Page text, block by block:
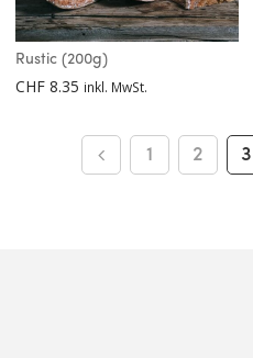
Rustic (200g)
CHF 8.35 inkl. MwSt.
1 2 3